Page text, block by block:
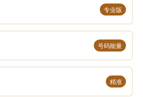
专业版
号码能量
精准